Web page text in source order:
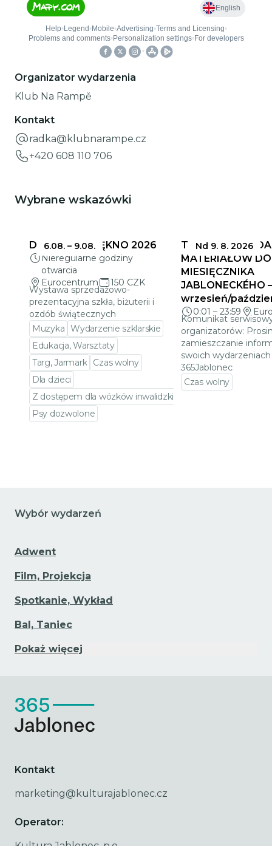
Organizator wydarzenia
Klub Na Rampě
Kontakt
radka@klubnarampe.cz
+420 608 110 706
Wybrane wskazówki
6.08. – 9.08.
DELIKATNE PIĘKNO 2026
Nieregularne godziny
otwarcia
Eurocentrum
150 CZK
Wystawa sprzedażowo-
prezentacyjna szkła, biżuterii i
ozdób świątecznych
Muzyka Wydarzenie szklarskie
Edukacja, Warsztaty
Targ, Jarmark
Czas wolny
Dla dzieci
Z dostępem dla wózków inwalidzkich
Psy dozwolone
Nd 9. 8. 2026
TERMINY
MATERIAŁÓW DO
MIESIĘCZNIKA
JABLONECKÉHO –
wrzesień/
0:01 – 23:59
Komunikat
organizatorów:
zamieszczanie
swoich
365Jablonec
Czas wolny
Wybór wydarzeń
Adwent
Film, Projekcja
Spotkanie, Wykład
Bal, Taniec
Pokaż więcej
Kontakt
marketing@kulturajablonec.cz
Operator: